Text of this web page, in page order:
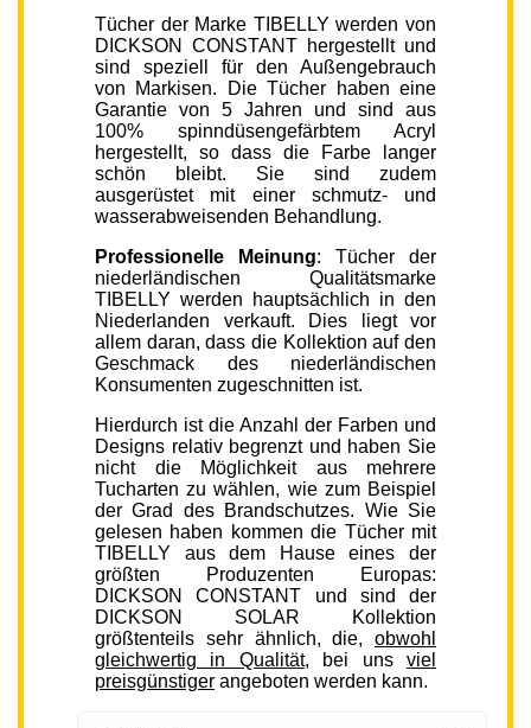
Tücher der Marke TIBELLY werden von
DICKSON CONSTANT hergestellt und
sind speziell für den Außengebrauch
von Markisen. Die Tücher haben eine
Garantie von 5 Jahren und sind aus
100% spinndüsengefärbtem Acryl
hergestellt, so dass die Farbe langer
schön bleibt. Sie sind zudem
ausgerüstet mit einer schmutz- und
wasserabweisenden Behandlung.
Professionelle Meinung: Tücher der
niederländischen Qualitätsmarke
TIBELLY werden hauptsächlich in den
Niederlanden verkauft. Dies liegt vor
allem daran, dass die Kollektion auf den
Geschmack des niederländischen
Konsumenten zugeschnitten ist.
Hierdurch ist die Anzahl der Farben und
Designs relativ begrenzt und haben Sie
nicht die Möglichkeit aus mehrere
Tucharten zu wählen, wie zum Beispiel
der Grad des Brandschutzes. Wie Sie
gelesen haben kommen die Tücher mit
TIBELLY aus dem Hause eines der
größten Produzenten Europas:
DICKSON CONSTANT und sind der
DICKSON SOLAR Kollektion
größtenteils sehr ähnlich, die, obwohl
gleichwertig in Qualität, bei unsviel
preisgünstiger angeboten werden kann.